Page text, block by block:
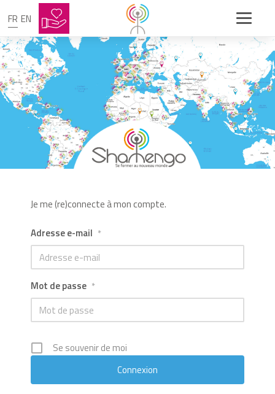
FR EN
Je me (re)connecte à mon compte.
Adresse e-mail *
Mot de passe *
Se souvenir de moi